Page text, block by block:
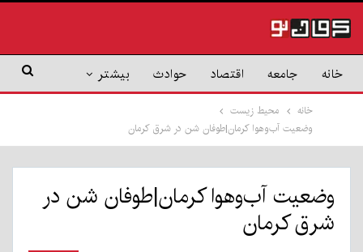
خانه جامعه اقتصاد حوادث بیشتر
خانه
محیط زیست
وضعیت آب‌و‌هوا کرمان|طوفان شن در شرق کرمان
وضعیت آب‌و‌هوا کرمان|طوفان شن در
شرق کرمان